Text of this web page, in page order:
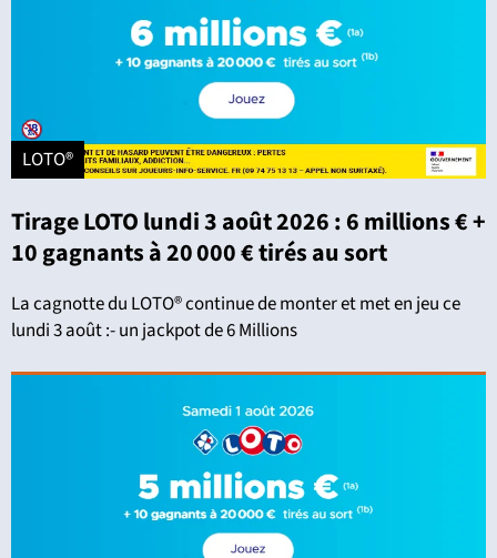
LOTO®
Tirage LOTO lundi 3 août 2026 : 6 millions € +
10 gagnants à 20 000 € tirés au sort
La cagnotte du LOTO® continue de monter et met en jeu ce
lundi 3 août :- un jackpot de 6 Millions